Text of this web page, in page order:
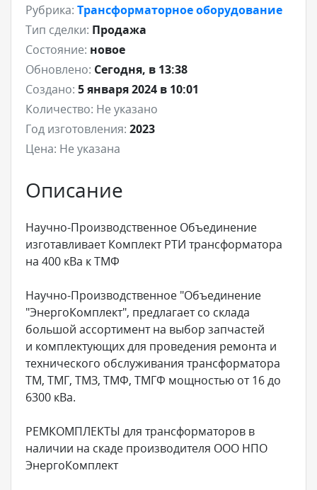
Рубрика: Трансформаторное оборудование
Тип сделки: Продажа
Состояние: новое
Обновлено: Сегодня, в 13:38
Создано: 5 января 2024 в 10:01
Количество: Не указано
Год изготовления: 2023
Цена: Не указана
Описание
Научно-Производственное Объединение
изготавливает Комплект РТИ трансформатора
на 400 кВа к ТМФ
Научно-Производственное "Объединение
"ЭнергоКомплект", предлагает со склада
большой ассортимент на выбор запчастей
и комплектующих для проведения ремонта и
технического обслуживания трансформатора
ТМ, ТМГ, ТМЗ, ТМФ, ТМГФ мощностью от 16 до
6300 кВа.
РЕМКОМПЛЕКТЫ для трансформаторов в
наличии на скаде производителя ООО НПО
ЭнергоКомплект